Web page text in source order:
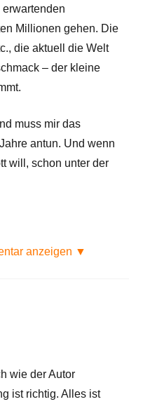
Millionen gehen. Die
die aktuell die Welt
– der kleine
muss mir das
antun. Und wenn
will, schon unter der
anzeigen ▼
wie der Autor
ist richtig. Alles ist